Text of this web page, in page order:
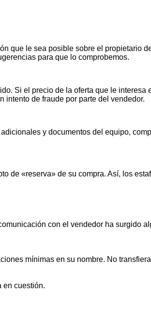
que le sea posible sobre el propietario
para que lo comprobemos.
Si el precio de la oferta que le interesa
intento de fraude por parte del vendedor.
y documentos del equipo,
de «reserva» de su compra. Así, los
con el vendedor ha surgido
mínimas en su nombre. No
en cuestión.